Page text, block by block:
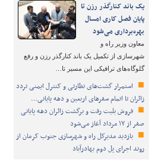
یک باند کنارگذر رزن تا
پایان فصل کاری امسال
بهره‌برداری می‌شود
معاون وزیر راه و
شهرسازی از تکمیل یک باند کنارگذر رزن و رفع
گلوگاه‌های ترافیکی این مسیر تا…
استمرار گشت‌های نظارتی و کنترل ایمنی تردد
زائران تا اتمام سفرهای اربعین و دهه پایانی…
فروش بلیت رفت و برگشت زائران دهه پایانی
صفر از ۱۷ مرداد آغاز می‌شود
بازدید مدیرکل راه و شهرسازی جنوب کرمان از
روند اجرای پل دوم بهادرآباد